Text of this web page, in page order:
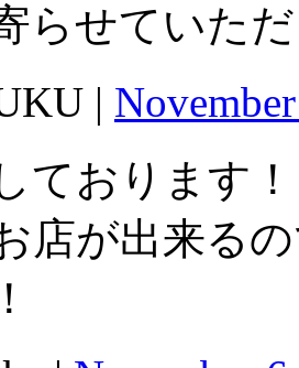
らせていた
|
ております！
店が出来る